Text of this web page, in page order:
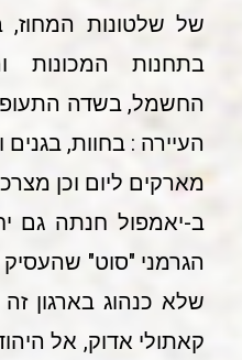
של שלטונות המחוז,
בתחנות המכונות
החשמל, בשדה
מארקים ליום וכן
ב-יאמפול חנתה גם
הגרמני "סוט" שהעסיק
שלא כנהוג בארגון
קאתולי אדוק, אל